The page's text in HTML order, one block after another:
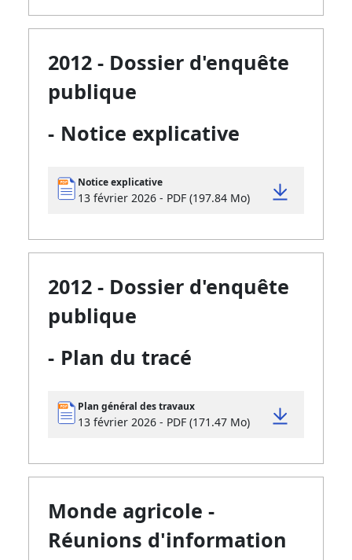
2012 - Dossier d'enquête
publique
- Notice explicative
Notice explicative
13 février 2026 - PDF (197.84 Mo)
2012 - Dossier d'enquête
publique
- Plan du tracé
Plan général des travaux
13 février 2026 - PDF (171.47 Mo)
Monde agricole -
Réunions d'information